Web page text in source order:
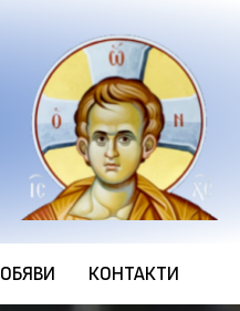
ОБЯВИ КОНТАКТИ